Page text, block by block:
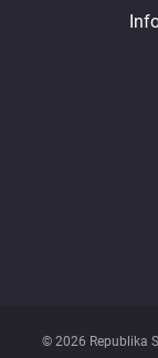
© 2026 Republika